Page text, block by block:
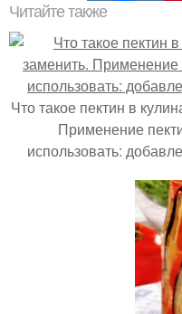
Читайте также
Что такое пектин в
Применение
использовать: